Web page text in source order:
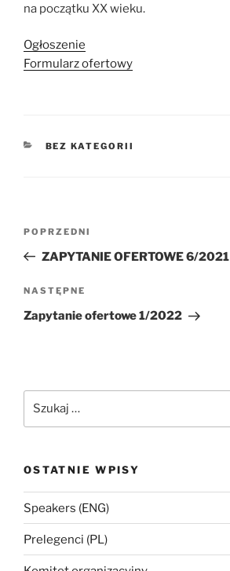
na początku XX wieku.
Ogłoszenie
Formularz ofertowy
KATEGORIE
BEZ KATEGORII
Poprzedni
wpis
POPRZEDNI
ZAPYTANIE OFERTOWE 6/2021
Następny
wpis
NASTĘPNE
Zapytanie ofertowe 1/2022
OSTATNIE WPISY
Speakers (ENG)
Prelegenci (PL)